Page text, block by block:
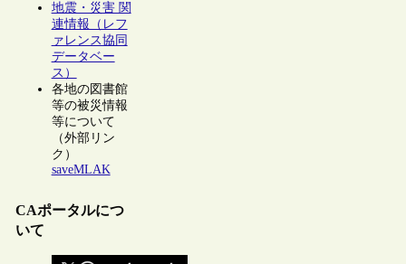
地震・災害 関
連情報（レフ
ァレンス協同
データベー
ス）
各地の図書館
等の被災情報
等について
（外部リン
ク）
saveMLAK
CAポータルにつ
いて